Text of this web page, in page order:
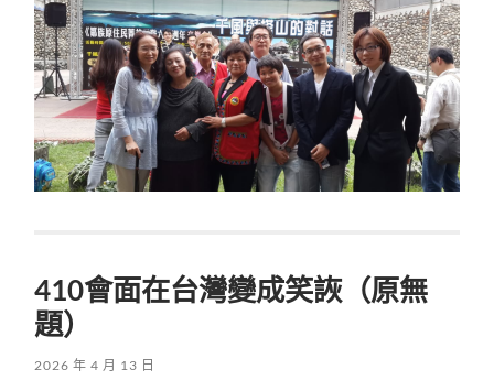
410會面在台灣變成笑詼（原無
題）
2026 年 4 月 13 日